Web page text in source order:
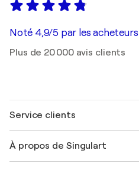
Noté 4,9/5 par les
Plus de 20 000 avis clients
Service clients
Expédition
À propos de Singulart